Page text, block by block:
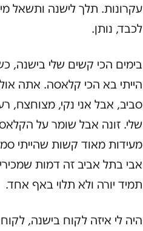
עקרונות. תלך לישנה ותשאל מי
לכבד, נותן.
בימים הכי קשים שלי בישנה,
הייתי בא הכי קלאסה. אתה
סביב, אבל אני נקי, מצוחצח,
שלי. זונה אבל שומר על
מעידות מאוד קשות שהייתי
אבי בתל אביב זה דמות
תמיד יורה ולא תלוי באף אחד.
היה לי איזה לקוח בישנה,